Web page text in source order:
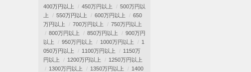
400万円以上 450万円以上
500万円以
上
550万円以上 600万円以上
650
万円以上
700万円以上
750万円以上
800万円以上
850万円以上
900万円
以上
950万円以上 1000万円以上
1
050万円以上
1100万円以上
1150万
円以上
1200万円以上
1250万円以上
1300万円以上
1350万円以上
1400